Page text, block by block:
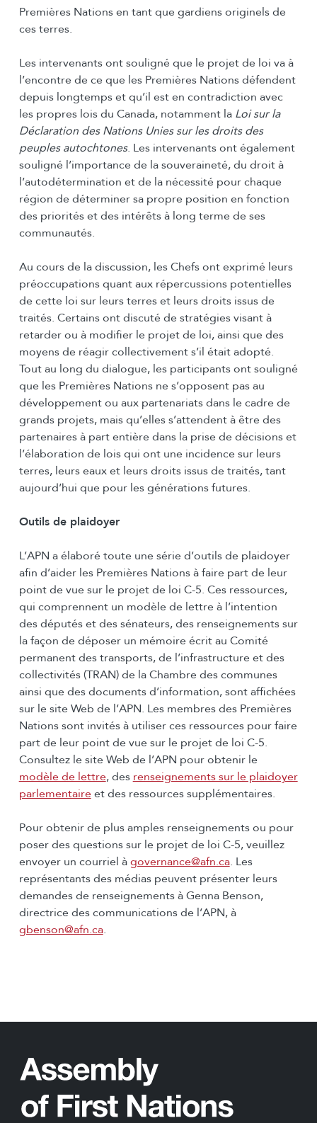
Premières Nations en tant que gardiens originels de
ces terres.
Les intervenants ont souligné que le projet de loi va à
l’encontre de ce que les Premières Nations défendent
depuis longtemps et qu’il est en contradiction avec
les propres lois du Canada, notamment la Loi sur la
Déclaration des Nations Unies sur les droits des
peuples autochtones. Les intervenants ont également
souligné l’importance de la souveraineté, du droit à
l’autodétermination et de la nécessité pour chaque
région de déterminer sa propre position en fonction
des priorités et des intérêts à long terme de ses
communautés.
Au cours de la discussion, les Chefs ont exprimé leurs
préoccupations quant aux répercussions potentielles
de cette loi sur leurs terres et leurs droits issus de
traités. Certains ont discuté de stratégies visant à
retarder ou à modifier le projet de loi, ainsi que des
moyens de réagir collectivement s’il était adopté.
Tout au long du dialogue, les participants ont souligné
que les Premières Nations ne s’opposent pas au
développement ou aux partenariats dans le cadre de
grands projets, mais qu’elles s’attendent à être des
partenaires à part entière dans la prise de décisions et
l’élaboration de lois qui ont une incidence sur leurs
terres, leurs eaux et leurs droits issus de traités, tant
aujourd’hui que pour les générations futures.
Outils de plaidoyer
L’APN a élaboré toute une série d’outils de plaidoyer
afin d’aider les Premières Nations à faire part de leur
point de vue sur le projet de loi C-5. Ces ressources,
qui comprennent un modèle de lettre à l’intention
des députés et des sénateurs, des renseignements sur
la façon de déposer un mémoire écrit au Comité
permanent des transports, de l’infrastructure et des
collectivités (TRAN) de la Chambre des communes
ainsi que des documents d’information, sont affichées
sur le site Web de l’APN. Les membres des Premières
Nations sont invités à utiliser ces ressources pour faire
part de leur point de vue sur le projet de loi C-5.
Consultez le site Web de l’APN pour obtenir le
modèle de lettre, des renseignements sur le plaidoyer
parlementaireet des ressources supplémentaires.
Pour obtenir de plus amples renseignements ou pour
poser des questions sur le projet de loi C-5, veuillez
envoyer un courriel àgovernance@afn.ca. Les
représentants des médias peuvent présenter leurs
demandes de renseignements à Genna Benson,
directrice des communications de l’APN, à
gbenson@afn.ca.